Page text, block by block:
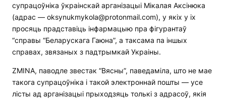
супрацоўніка ўкраінскай арганізацыі Мікалая Аксінюка
(адрас — oksynukmykola@protonmail.com), у якіх у іх
просяць прадставіць інфармацыю пра фігурантаў
“справы “Беларускага Гаюна”, а таксама па іншых
справах, звязаных з падтрымкай Украіны.
ZMINA, паводле звестак “Вясны”, паведаміла, што не мае
такога супрацоўніка і такой электроннай пошты — усе
лісты ад арганізацыі прыходзяць толькі з адрасоў, якія